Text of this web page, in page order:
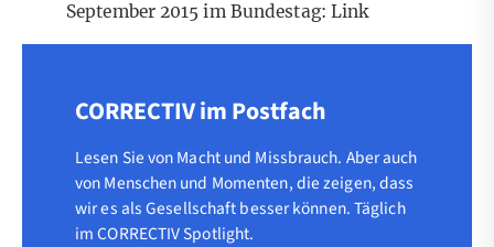
September 2015 im Bundestag: Link
CORRECTIV im Postfach
Lesen Sie von Macht und Missbrauch. Aber auch
von Menschen und Momenten, die zeigen, dass
wir es als Gesellschaft besser können. Täglich
im CORRECTIV Spotlight.